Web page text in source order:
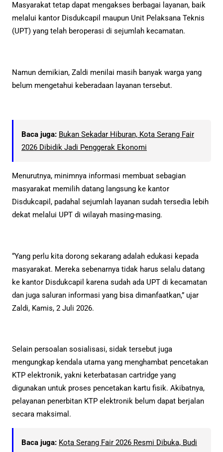
Masyarakat tetap dapat mengakses berbagai layanan, baik
melalui kantor Disdukcapil maupun Unit Pelaksana Teknis
(UPT) yang telah beroperasi di sejumlah kecamatan.
Namun demikian, Zaldi menilai masih banyak warga yang
belum mengetahui keberadaan layanan tersebut.
Baca juga: Bukan Sekadar Hiburan, Kota Serang Fair
2026 Dibidik Jadi Penggerak Ekonomi
Menurutnya, minimnya informasi membuat sebagian
masyarakat memilih datang langsung ke kantor
Disdukcapil, padahal sejumlah layanan sudah tersedia lebih
dekat melalui UPT di wilayah masing-masing.
“Yang perlu kita dorong sekarang adalah edukasi kepada
masyarakat. Mereka sebenarnya tidak harus selalu datang
ke kantor Disdukcapil karena sudah ada UPT di kecamatan
dan juga saluran informasi yang bisa dimanfaatkan,” ujar
Zaldi, Kamis, 2 Juli 2026.
Selain persoalan sosialisasi, sidak tersebut juga
mengungkap kendala utama yang menghambat pencetakan
KTP elektronik, yakni keterbatasan cartridge yang
digunakan untuk proses pencetakan kartu fisik. Akibatnya,
pelayanan penerbitan KTP elektronik belum dapat berjalan
secara maksimal.
Baca juga: Kota Serang Fair 2026 Resmi Dibuka, Budi